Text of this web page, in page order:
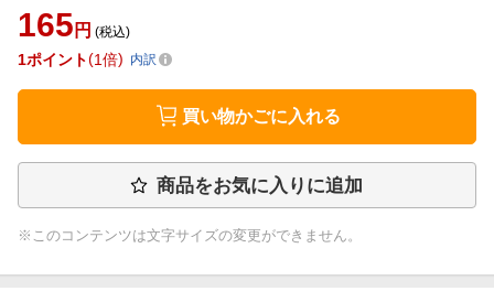
165 円 (税込)
1ポイント 1倍 内訳
買い物かごに入れる
商品をお気に入りに追加
※このコンテンツは文字サイズの変更ができません。